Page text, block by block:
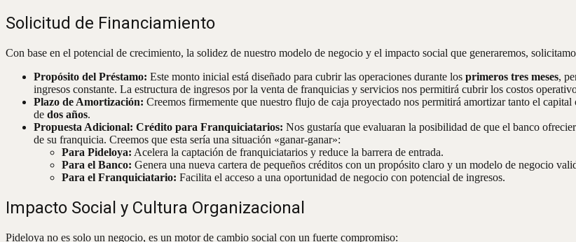
Solicitud de Financiamiento
Con base en el potencial de crecimiento, la solidez de nuestro modelo de negocio y el impacto social que generaremos,
Propósito del Préstamo: Este monto inicial está diseñado para cubrir las operaciones durante los primeros tres meses,
ingresos constante. La estructura de ingresos por la venta de franquicias y servicios nos permitirá cubrir los costos
Plazo de Amortización: Creemos firmemente que nuestro flujo de caja proyectado nos permitirá amortizar tanto el
de dos años.
Propuesta Adicional: Crédito para Franquiciatarios: Nos gustaría que evaluaran la posibilidad de que el banco
de su franquicia. Creemos que esta sería una situación «ganar-ganar»:
Para Pideloya: Acelera la captación de franquiciatarios y reduce la barrera de entrada.
Para el Banco: Genera una nueva cartera de pequeños créditos con un propósito claro y un modelo de negocio
Para el Franquiciatario: Facilita el acceso a una oportunidad de negocio con potencial de ingresos.
Impacto Social y Cultura Organizacional
Pideloya no es solo un negocio, es un motor de cambio social con un fuerte compromiso: